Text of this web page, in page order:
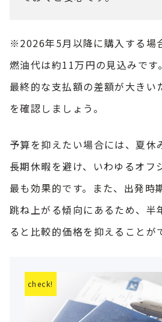
※2026年5月以降に購入する場
燃油代は約11万円の見込みです
最終的な支払額の差額が大きい
を確認しましょう。
予算を抑えたい場合には、夏休
長期休暇を避け、いわゆるオフ
最も効果的です。また、出発時
跳ね上がる傾向にあるため、半
ると比較的価格を抑えることが